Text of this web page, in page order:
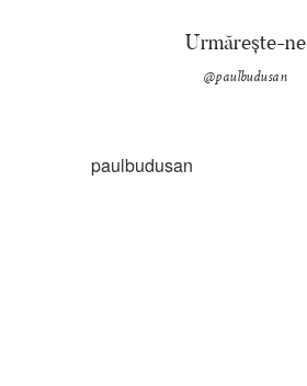
Urmărește-ne
@paulbudusan
paulbudusan